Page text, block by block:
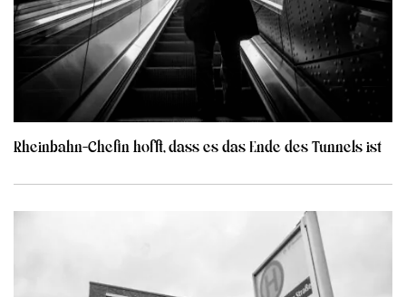
Rheinbahn-Chefin hofft, dass es das Ende des Tunnels ist